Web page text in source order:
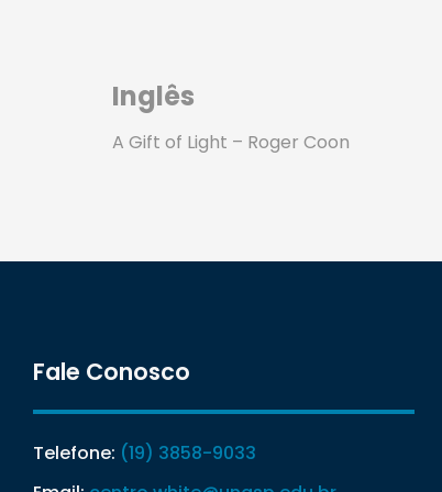
Inglês
A Gift of Light – Roger Coon
Fale Conosco
Telefone: (19) 3858-9033